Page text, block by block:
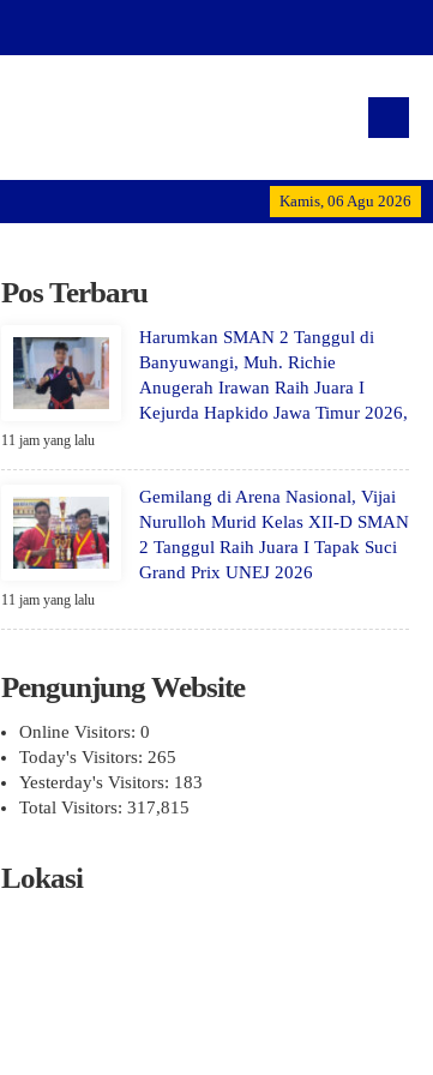
Kamis, 06 Agu 2026
"Terwujudnya generasi
Pos Terbaru
Harumkan SMAN 2 Tanggul di
Banyuwangi, Muh. Richie
Anugerah Irawan Raih Juara I
Kejurda Hapkido Jawa Timur 2026,
11 jam yang lalu
Gemilang di Arena Nasional, Vijai
Nurulloh Murid Kelas XII-D SMAN
2 Tanggul Raih Juara I Tapak Suci
Grand Prix UNEJ 2026
11 jam yang lalu
Pengunjung Website
Online Visitors: 0
Today's Visitors: 265
Yesterday's Visitors: 183
Total Visitors: 317,815
Lokasi